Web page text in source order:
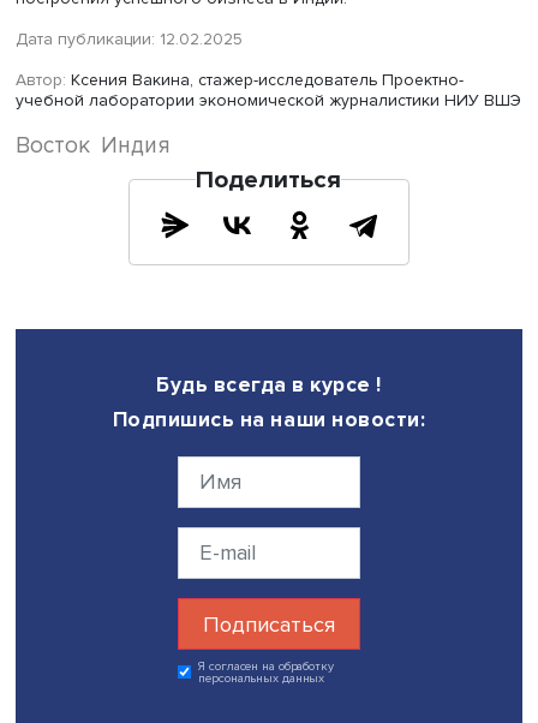
Заинтересованы местные жители и в российском
образовании, туризме, даже в танцевальной индустрии:
открыть в Индии студию танцев по типу “Тодес”, как в
неотъемлемой частью которого являются танцы, и этот
станет очень успешным”, — уверен Наир Девадатан.
“Продвигать Россию – это и есть бизнес”, —
Ольга Харина добавляет, что “индийцы — отважные
никакие трудности не смогут остановить Индию в
других областях - а значит, можно будет преодолеть и
Вышка научит
В Вышке запущены новые программы бизнес-
«Восточная перспектива» для предпринимателей,
Индо-Тихоокеанского региона. Они нацелены на
формирование знания об особенностях построения
НИУ ВШЭ предлагает три программы:
1. Пятимесячная программа «Восточная перспектива: